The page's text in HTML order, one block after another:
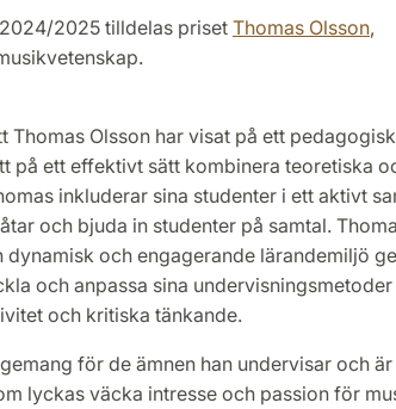
2025 tilldelas prisetThomas Olsson,
Thomas Olsson har visat på ett pedagogisk
på ett effektivt sätt kombinera teoretiska
inkluderar sina studenter i ett aktivt
och bjuda in studenter på samtal.
dynamisk och engagerande lärandemiljö
och anpassa sina undervisningsmetoder
och kritiska tänkande.
för de ämnen han undervisar och är
lyckas väcka intresse och passion för